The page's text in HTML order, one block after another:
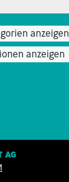
anzeigen
anzeigen
AG